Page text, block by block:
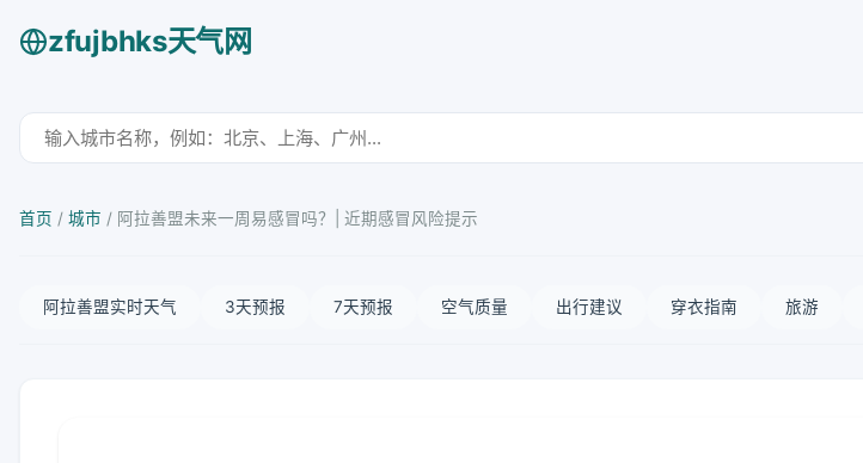
zfujbhks天气网
首页 / 城市 / 阿拉善盟未来一周易感冒吗？| 近期感冒风险提示
阿拉善盟实时天气 3天预报 7天预报 空气质量 出行建议 穿衣指南 旅游